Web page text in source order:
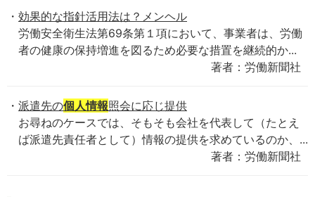
効果的な指針活用法は？メンヘル
労働安全衛生法第69条第１項において、事業者は、労働
者の健康の保持増進を図るため必要な措置を継続的か...
著者：労働新聞社
派遣先の個人情報照会に応じ提供
お尋ねのケースでは、そもそも会社を代表して（たとえ
ば派遣先責任者として）情報の提供を求めているのか、...
著者：労働新聞社